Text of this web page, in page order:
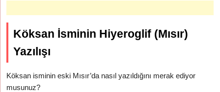
Köksan İsminin Hiyeroglif (Mısır)
Yazılışı
Köksan isminin eski Mısır’da nasıl yazıldığını merak ediyor
musunuz?